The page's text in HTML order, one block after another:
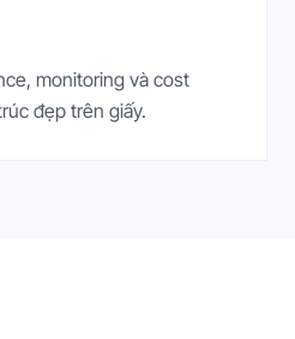
monitoring và cost
đẹp trên giấy.